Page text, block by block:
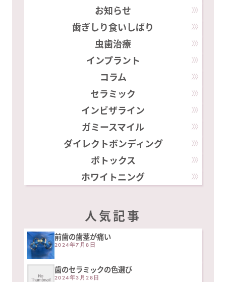
お知らせ
歯ぎしり食いしばり
虫歯治療
インプラント
コラム
セラミック
インビザライン
ガミースマイル
ダイレクトボンディング
ボトックス
ホワイトニング
人気記事
前歯の歯茎が痛い
2024年7月8日
歯のセラミックの色選び
2024年3月28日